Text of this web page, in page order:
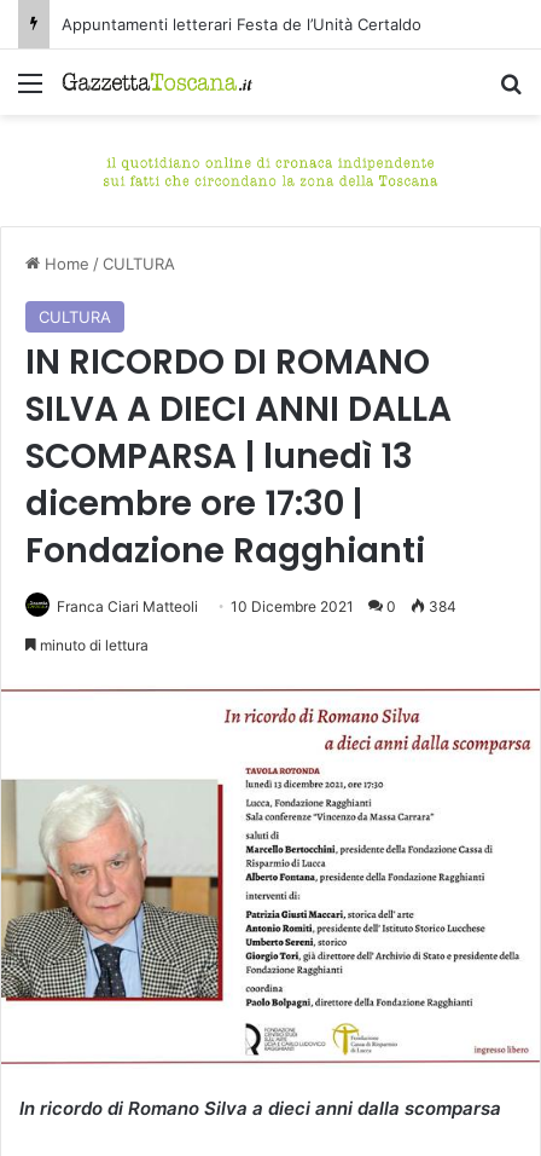
Appuntamenti letterari Festa de l’Unità Certaldo
Menu
Home /CULTURA
CULTURA
IN RICORDO DI ROMANO
SILVA A DIECI ANNI DALLA
SCOMPARSA | lunedì 13
dicembre ore 17:30 |
Fondazione Ragghianti
Franca Ciari Matteoli 10 Dicembre 2021 0 384
minuto di lettura
In ricordo di Romano Silva a dieci anni dalla scomparsa